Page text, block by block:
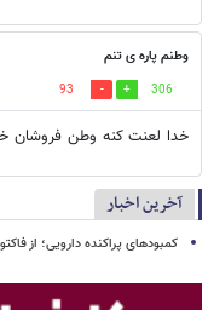
وطنم پاره ی تنم
306
93
خدا لعنت کنه وطن فروشان
آخرین اخبار
کمبودهای پراکنده دارویی؛ از فاکتور ۸ تا داروهای ام‌اس و دیابت/ چندماه ذخیره دارویی